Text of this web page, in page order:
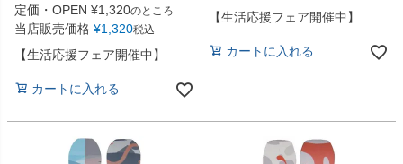
定価・OPEN ¥1,320のところ
当店販売価格 ¥1,320税込
【生活応援フェア開催中】
カートに入れる
【生活応援フェア開催中】
カートに入れる